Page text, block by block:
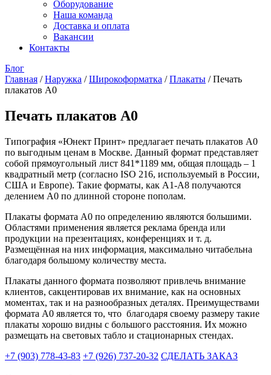
Оборудование
Наша команда
Доставка и оплата
Вакансии
Контакты
Блог
Главная /Наружка /Широкоформатка /Плакаты /Печать
плакатов А0
Печать плакатов А0
Типография «Юнект Принт» предлагает печать плакатов А0
по выгодным ценам в Москве. Данный формат представляет
собой прямоугольный лист 841*1189 мм, общая площадь – 1
квадратный метр (согласно ISO 216, используемый в России,
США и Европе). Такие форматы, как А1-А8 получаются
делением А0 по длинной стороне пополам.
Плакаты формата А0 по определению являются большими.
Областями применения является реклама бренда или
продукции на презентациях, конференциях и т. д.
Размещённая на них информация, максимально читабельна
благодаря большому количеству места.
Плакаты данного формата позволяют привлечь внимание
клиентов, сакцентировав их внимание, как на основных
моментах, так и на разнообразных деталях. Преимуществами
формата А0 является то, что благодаря своему размеру такие
плакаты хорошо видны с большого расстояния. Их можно
размещать на световых табло и стационарных стендах.
+7 (903) 778-43-83 +7 (926) 737-20-32 СДЕЛАТЬ ЗАКАЗ